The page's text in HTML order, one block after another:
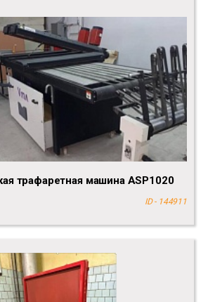
трафаретная машина ASP1020
ID - 144911